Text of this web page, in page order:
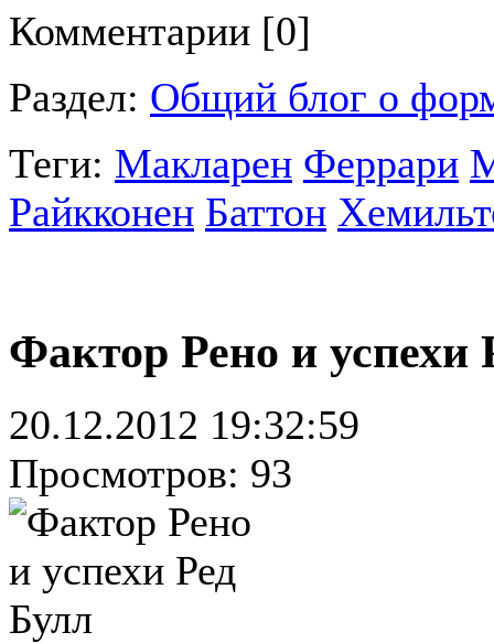
Комментарии [0]
Раздел: Общий блог о
Теги: Макларен Феррари
Райкконен Баттон
Фактор Рено и успехи
20.12.2012 19:32:59
Просмотров: 93